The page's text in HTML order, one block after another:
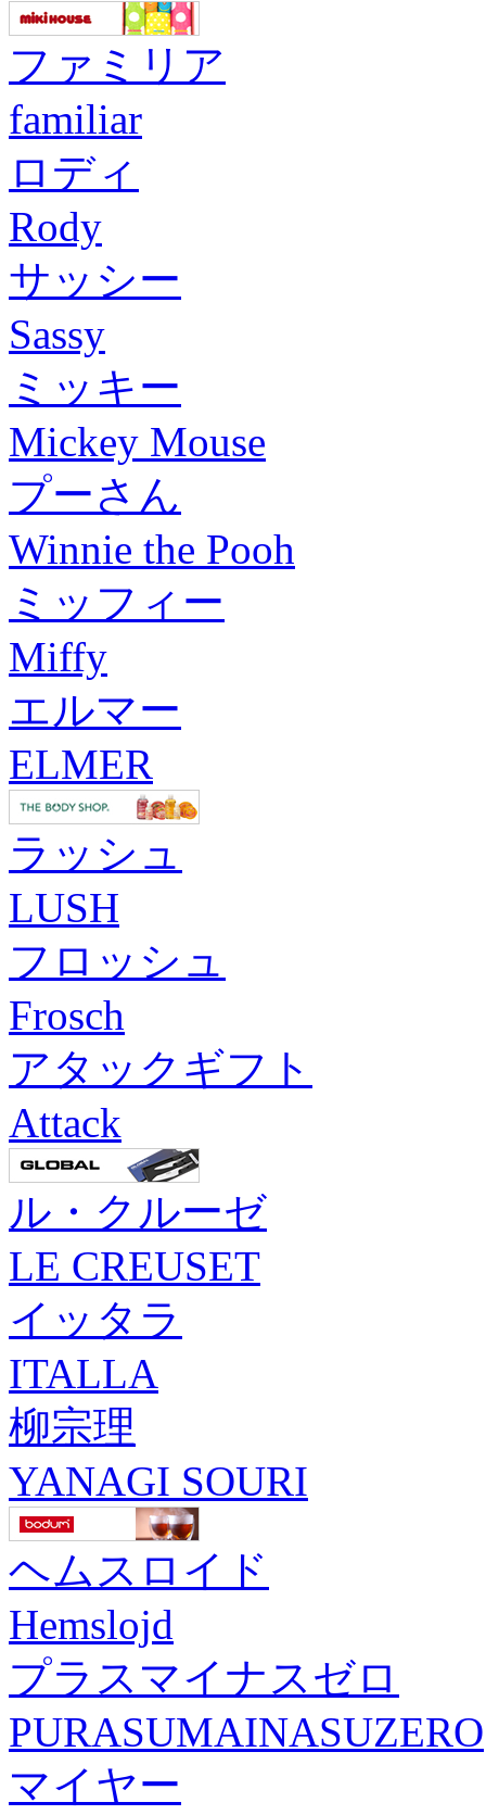
ファミリア
familiar
ロディ
Rody
サッシー
Sassy
ミッキー
Mickey Mouse
プーさん
Winnie the Pooh
ミッフィー
Miffy
エルマー
ELMER
ラッシュ
LUSH
フロッシュ
Frosch
アタックギフト
Attack
ル・クルーゼ
LE CREUSET
イッタラ
ITALLA
柳宗理
YANAGI SOURI
ヘムスロイド
Hemslojd
プラスマイナスゼロ
PURASUMAINASUZERO
マイヤー